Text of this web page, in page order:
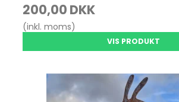
200,00 DKK
(inkl. moms)
VIS PRODUKT